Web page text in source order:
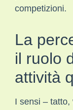
competizioni.
La
il ruolo
attività
I sensi –